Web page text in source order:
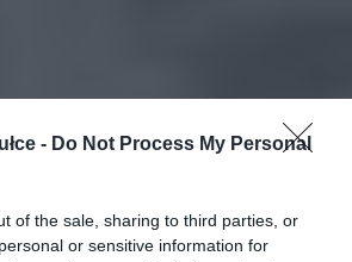
- Do Not Process My Personal
of the sale, sharing to third parties, or
or sensitive information for